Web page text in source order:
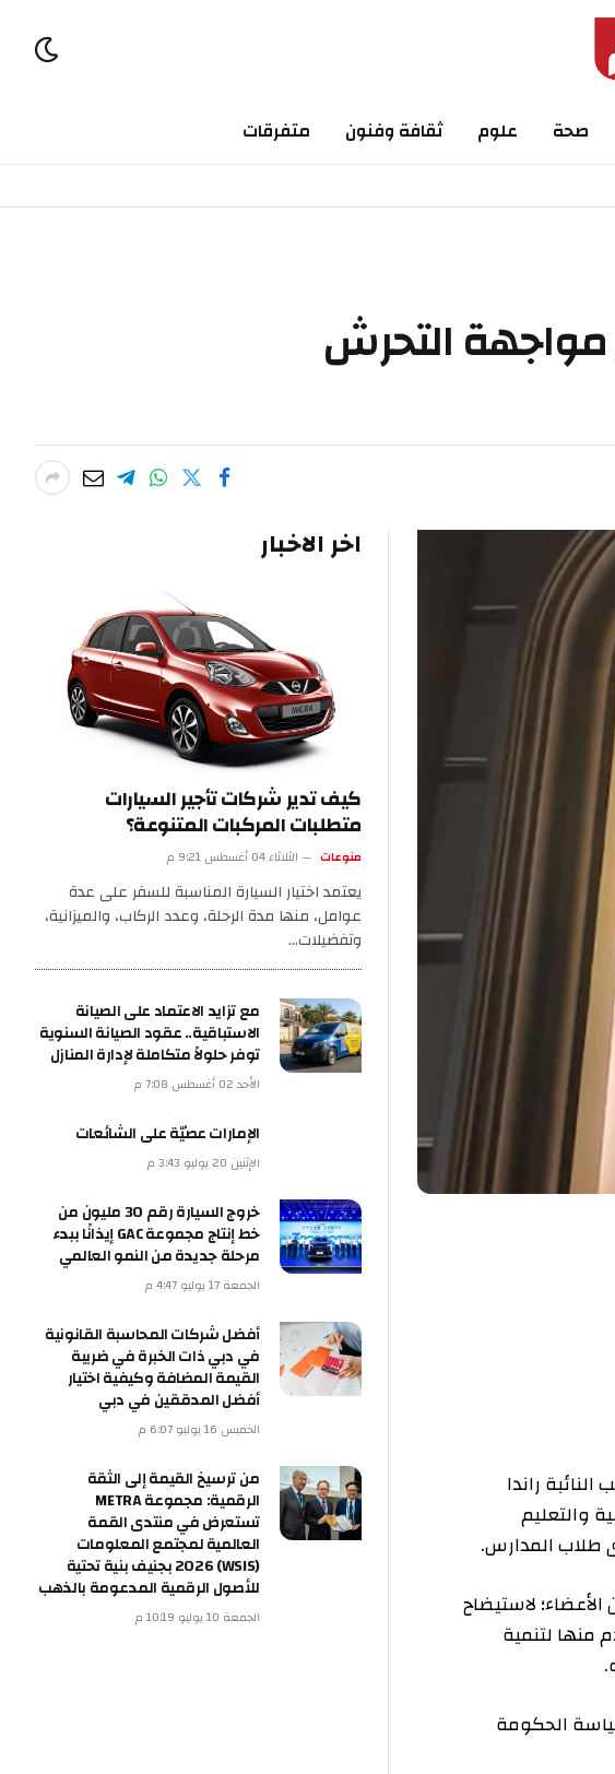
علوم ثقافة وفنون متفرقات
التحرش
راندا
المدارس.
لاستيضاح
لتنمية
اخر الاخبار
كيف تدير شركات تأجير السيارات
متطلبات المركبات المتنوعة؟
الثلاثاء 04 أغسطس 9:21 م
يعتمد اختيار السيارة المناسبة للسفر على عدة
عوامل، منها مدة الرحلة، وعدد الركاب، والميزانية،
وتفضيلات…
مع تزايد الاعتماد على الصيانة
الاستباقية.. عقود الصيانة السنوية
توفر حلولاً متكاملة لإدارة المنازل
الإمارات عصيّة على الشائعات
خروج السيارة رقم 30 مليون من
خط إنتاج مجموعة GAC إيذانًا ببدء
مرحلة جديدة من النمو العالمي
أفضل شركات المحاسبة القانونية
في دبي ذات الخبرة في ضريبة
القيمة المضافة وكيفية اختيار
أفضل المدققين في دبي
من ترسيخ القيمة إلى الثقة
الرقمية: مجموعة METRA
تستعرض في منتدى القمة
العالمية لمجتمع المعلومات
(WSIS) 2026 بجنيف بنية تحتية
للأصول الرقمية المدعومة بالذهب